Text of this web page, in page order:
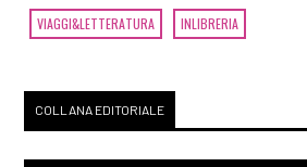
VIAGGI&LETTERATURA INLIBRERIA
COLLANA EDITORIALE